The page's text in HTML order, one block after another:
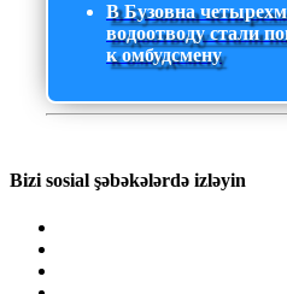
В Бузовна
водоотводу стали
к омбудсмену
Bizi sosial şəbəkələrdə izləyin